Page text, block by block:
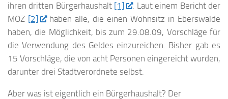
ihren dritten Bürgerhaushalt [1]
. Laut einem Bericht der
MOZ [2]
haben alle, die einen Wohnsitz in Eberswalde
haben, die Möglichkeit, bis zum 29.08.09, Vorschläge für
die Verwendung des Geldes einzureichen. Bisher gab es
15 Vorschläge, die von acht Personen eingereicht wurden,
darunter drei Stadtverordnete selbst.
Aber was ist eigentlich ein Bürgerhaushalt? Der